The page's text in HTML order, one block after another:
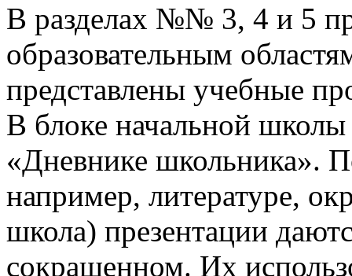
В разделах №№ 3, 4 и 5
образовательным
представлены учебные
В блоке начальной
«Дневнике школьника».
например, литературе,
школа) презентации
сокращенном. Их